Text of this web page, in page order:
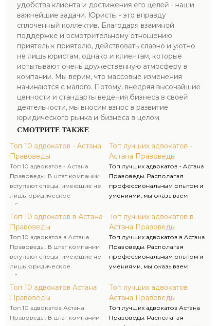
удобства клиента и достижения его целей - наши
важнейшие задачи. Юристы - это вправду
сплоченный коллектив. Благодаря взаимной
поддержке и осмотрительному отношению
приятель к приятелю, действовать славно и уютно
не лишь юристам, однако и клиентам, которые
испытывают очень дружественную атмосферу в
компании. Мы верим, что массовые изменения
начинаются с малого. Потому, внедряя высочайшие
ценности и стандарты ведения бизнеса в своей
деятельности, мы вносим взнос в развитие
юридического рынка и бизнеса в целом.
СМОТРИТЕ ТАКЖЕ
Топ 10 адвокатов - Астана
Правоведы
Топ 10 адвокатов - Астана
Правоведы. В штат компании
вступают спецы, имеющие не
лишь юридическое
образование, однако и опыт
работы в государственных
органах, что помогает нам
решать поставленные задачи
очень компетентно и
комплексно.
Топ 10 адвокатов в Астана
Правоведы
Топ 10 адвокатов в Астана
Правоведы. В штат компании
вступают спецы, имеющие не
лишь юридическое
образование, однако и опыт
работы в государственных
органах, что помогает нам
решать поставленные задачи
очень компетентно и
Топ 10 адвокатов Астана
Правоведы
Топ 10 адвокатов Астана
Правоведы. В штат компании
Топ лучших адвокатов -
Астана Правоведы
Топ лучших адвокатов - Астана
Правоведы. Располагая
профессиональным опытом и
умениями, мы оказываем
помощь и предлагаем услуги
адвоката и адвоката для
решения личных и бизнес-
вопросов.
Топ лучших адвокатов в
Астана Правоведы
Топ лучших адвокатов в Астана
Правоведы. Располагая
профессиональным опытом и
умениями, мы оказываем
помощь и предлагаем услуги
адвоката и адвоката для
решения личных и бизнес-
вопросов.
Топ лучших адвокатов
Астана Правоведы
Топ лучших адвокатов Астана
Правоведы. Располагая